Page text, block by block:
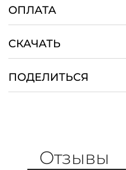
ОПЛАТА
СКАЧАТЬ
ПОДЕЛИТЬСЯ
Отзывы